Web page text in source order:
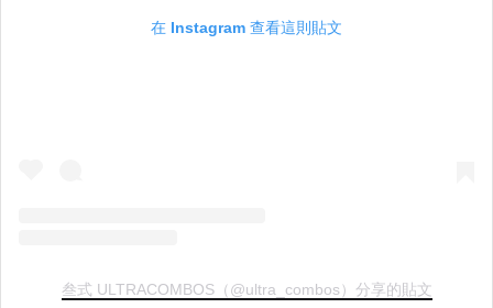
在 Instagram 查看這則貼文
叁式 ULTRACOMBOS（@ultra_combos）分享的貼文